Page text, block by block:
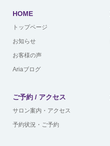
HOME
トップページ
お知らせ
お客様の声
Ariaブログ
ご予約 / アクセス
サロン案内・アクセス
予約状況・ご予約